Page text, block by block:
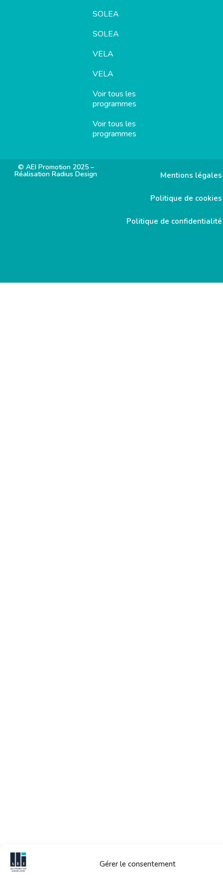
Gérer le consentement
SOLEA
SOLEA
VELA
VELA
Voir tous les
programmes
Voir tous les
programmes
© AEI Promotion 2025 –
Réalisation Radius Design Mentions légales
Politique de cookies
Politique de confidentialité